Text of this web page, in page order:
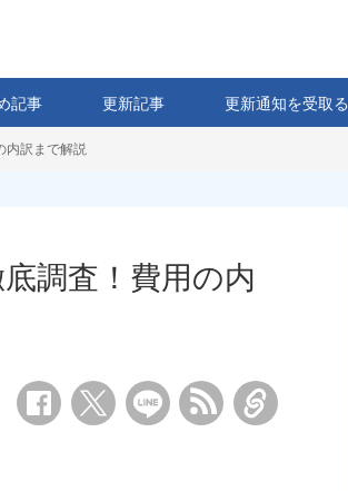
記事 更新記事 更新通知を受取る
内訳まで解説
調査！費用の内